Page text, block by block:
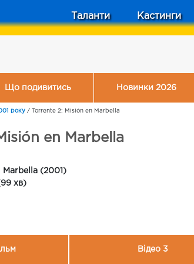
Таланти Кастинги
Що подивитись Новинки 2026
року / Torrente 2: Misión en Marbella
en Marbella
Marbella (2001)
хв)
Відео 3